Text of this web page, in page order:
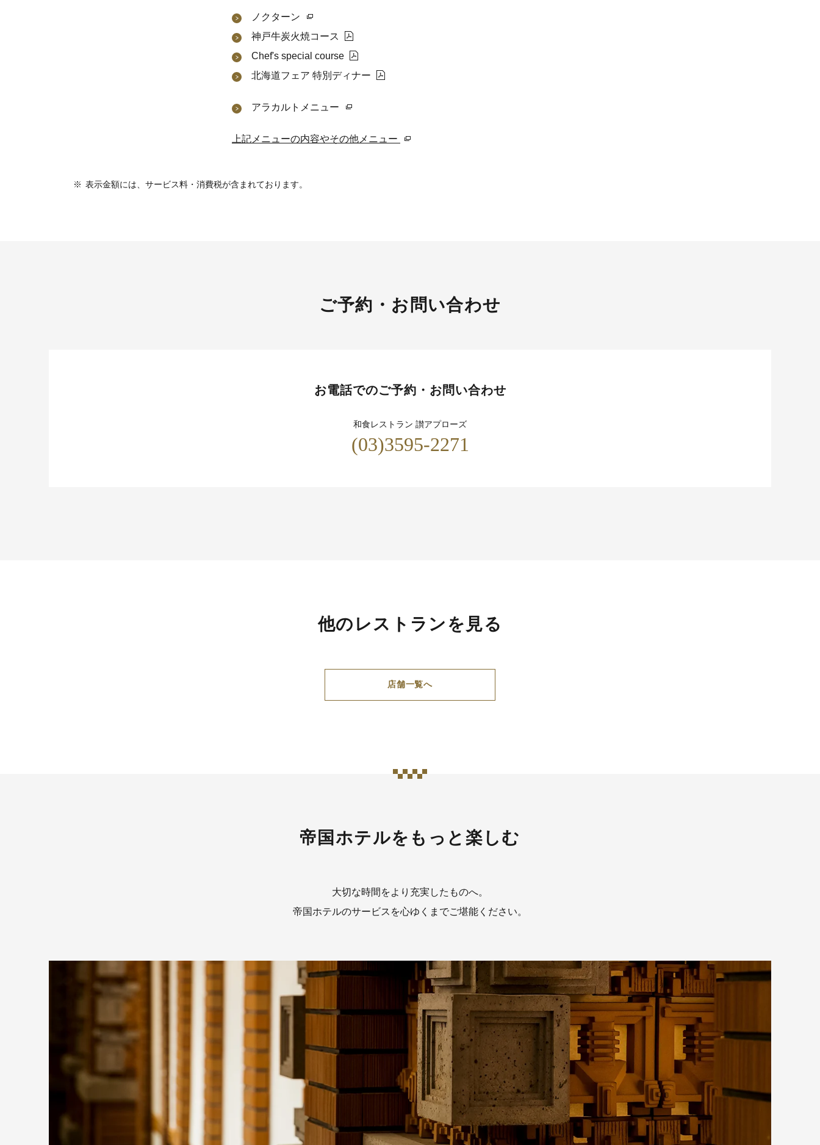
ノクターン
神戸牛炭火焼コース
Chef's special course
北海道フェア 特別ディナー
アラカルトメニュー
上記メニューの内容やその他メニュー
※ 表示金額には、サービス料・消費税が含まれております。
ご予約・お問い合わせ
お電話でのご予約・お問い合わせ
和食レストラン 讃アプローズ
(03)3595-2271
他のレストランを見る
店舗一覧へ
帝国ホテルをもっと楽しむ
大切な時間をより充実したものへ。
帝国ホテルのサービスを心ゆくまでご堪能ください。